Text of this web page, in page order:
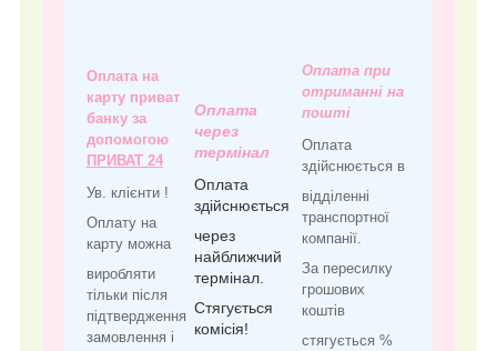
Оплата на
карту приват
банку за
допомогою
ПРИВАТ 24
Ув. клієнти !
Оплату на
карту можна
виробляти
тільки після
підтвердження
замовлення і
Оплата
через
термінал
Оплата
здійснюється
через
найближчий
термінал.
Стягується
комісія!
Оплата при
отриманні на
пошті
Оплата
здійснюється в
відділенні
транспортної
компанії.
За пересилку
грошових
коштів
стягується %